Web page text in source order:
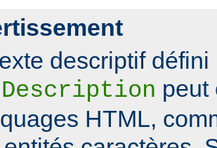
descriptif
peut
HTML,